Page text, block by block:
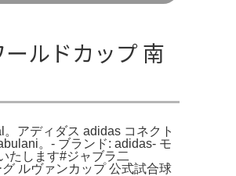
ルドカップ 南
アディダス adidas コネクト
。- ブランド: adidas- モ
たします#ジャブラ二
ルヴァンカップ 公式試合球